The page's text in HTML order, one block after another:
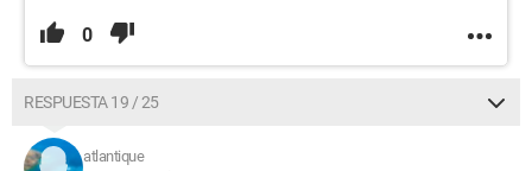
0
RESPUESTA 19 / 25
atlantique